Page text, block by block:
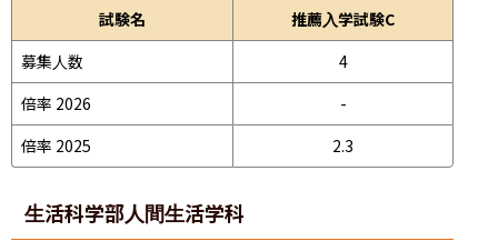
試験名
推薦入学試験C
募集人数
4
倍率 2026
-
倍率 2025
2.3
生活科学部人間生活学科